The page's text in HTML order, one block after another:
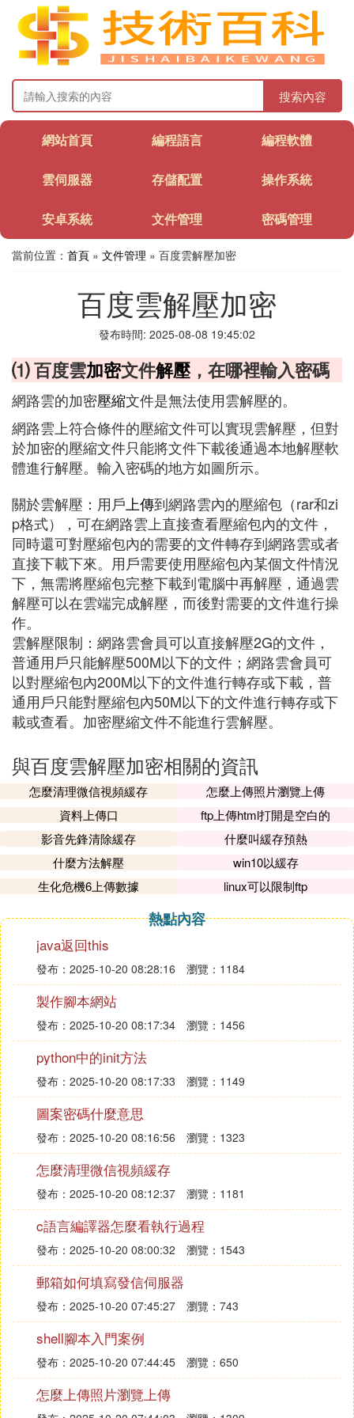
搜索內容
網站首頁 編程語言 編程軟體
雲伺服器 存儲配置 操作系統
安卓系統 文件管理 密碼管理
當前位置： 首頁 » 文件管理 » 百度雲解壓加密
百度雲解壓加密
發布時間: 2025-08-08 19:45:02
⑴ 百度雲加密文件解壓，在哪裡輸入密碼
網路雲的加密壓縮文件是無法使用雲解壓的。
網路雲上符合條件的壓縮文件可以實現雲解壓，但對
於加密的壓縮文件只能將文件下載後通過本地解壓軟
體進行解壓。輸入密碼的地方如圖所示。
關於雲解壓：用戶 上傳到網路雲內的壓縮包（rar和zi
p格式），可在網路雲上直接查看壓縮包內的文件，
同時還可對壓縮包內的需要的文件轉存到網路雲或者
直接下載下來。用戶需要使用壓縮包內某個文件情況
下，無需將壓縮包完整下載到電腦中再解壓，通過雲
解壓可以在雲端完成解壓，而後對需要的文件進行操
作。
雲解壓限制：網路雲會員可以直接解壓2G的文件，
普通用戶只能解壓500M以下的文件；網路雲會員可
以對壓縮包內200M以下的文件進行轉存或下載，普
通用戶只能對壓縮包內50M以下的文件進行轉存或下
載或查看。加密壓縮文件不能進行雲解壓。
與百度雲解壓加密相關的資訊
怎麼清理微信視頻緩存
怎麼上傳照片瀏覽上傳
資料上傳口
ftp上傳html打開是空白的
影音先鋒清除緩存
什麼叫緩存預熱
什麼方法解壓
win10以緩存
生化危機6上傳數據
linux可以限制ftp
熱點內容
java返回this
發布：2025-10-20 08:28:16 瀏覽：1184
製作腳本網站
發布：2025-10-20 08:17:34 瀏覽：1456
python中的init方法
發布：2025-10-20 08:17:33 瀏覽：1149
圖案密碼什麼意思
發布：2025-10-20 08:16:56 瀏覽：1323
怎麼清理微信視頻緩存
發布：2025-10-20 08:12:37 瀏覽：1181
c語言編譯器怎麼看執行過程
發布：2025-10-20 08:00:32 瀏覽：1543
郵箱如何填寫發信伺服器
發布：2025-10-20 07:45:27 瀏覽：743
shell腳本入門案例
發布：2025-10-20 07:44:45 瀏覽：650
怎麼上傳照片瀏覽上傳